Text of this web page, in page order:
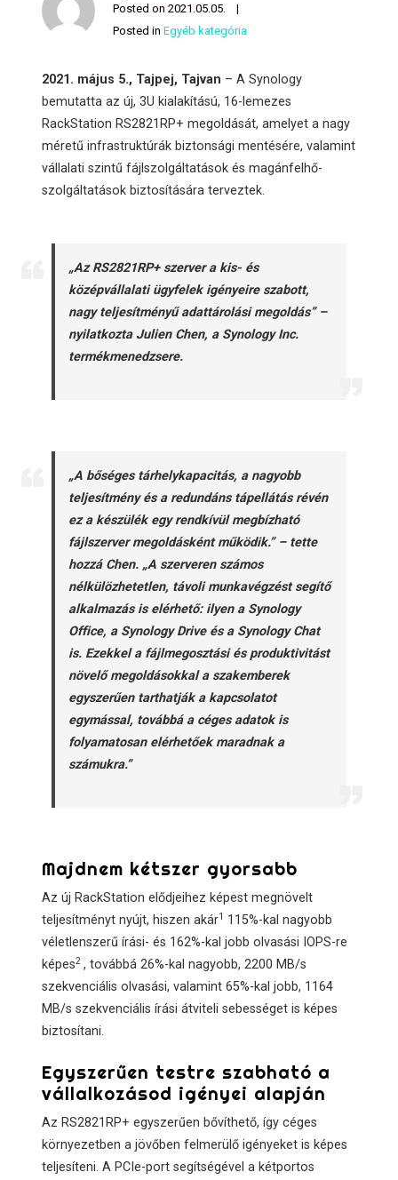
Posted on2021.05.05.
Posted inEgyéb kategória
2021. május 5., Tajpej, Tajvan – A Synology
bemutatta az új, 3U kialakítású, 16-lemezes
RackStation RS2821RP+ megoldását, amelyet a nagy
méretű infrastruktúrák biztonsági mentésére, valamint
vállalati szintű fájlszolgáltatások és magánfelhő-
szolgáltatások biztosítására terveztek.
„Az RS2821RP+ szerver a kis- és
középvállalati ügyfelek igényeire szabott,
nagy teljesítményű adattárolási megoldás” –
nyilatkozta Julien Chen, a Synology Inc.
termékmenedzsere.
„A bőséges tárhelykapacitás, a nagyobb
teljesítmény és a redundáns tápellátás révén
ez a készülék egy rendkívül megbízható
fájlszerver megoldásként működik.” – tette
hozzá Chen. „A szerveren számos
nélkülözhetetlen, távoli munkavégzést segítő
alkalmazás is elérhető: ilyen a Synology
Office, a Synology Drive és a Synology Chat
is. Ezekkel a fájlmegosztási és produktivitást
növelő megoldásokkal a szakemberek
egyszerűen tarthatják a kapcsolatot
egymással, továbbá a céges adatok is
folyamatosan elérhetőek maradnak a
számukra.”
Majdnem kétszer gyorsabb
Az új RackStation elődjeihez képest megnövelt
teljesítményt nyújt, hiszen akár1 115%-kal nagyobb
véletlenszerű írási- és 162%-kal jobb olvasási IOPS-re
képes2 , továbbá 26%-kal nagyobb, 2200 MB/s
szekvenciális olvasási, valamint 65%-kal jobb, 1164
MB/s szekvenciális írási átviteli sebességet is képes
biztosítani.
Egyszerűen testre szabható a
vállalkozásod igényei alapján
Az RS2821RP+ egyszerűen bővíthető, így céges
környezetben a jövőben felmerülő igényeket is képes
teljesíteni. A PCIe-port segítségével a kétportos